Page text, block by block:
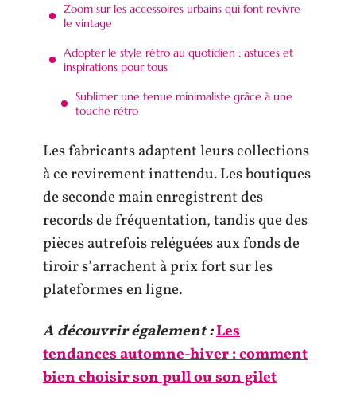
Zoom sur les accessoires urbains qui font revivre
le vintage
Adopter le style rétro au quotidien : astuces et
inspirations pour tous
Sublimer une tenue minimaliste grâce à une
touche rétro
Les fabricants adaptent leurs collections
à ce revirement inattendu. Les boutiques
de seconde main enregistrent des
records de fréquentation, tandis que des
pièces autrefois reléguées aux fonds de
tiroir s’arrachent à prix fort sur les
plateformes en ligne.
A découvrir également :Les
tendances automne-hiver : comment
bien choisir son pull ou son gilet